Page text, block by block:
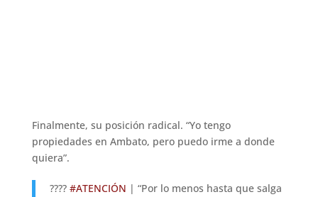
Finalmente, su posición radical. “Yo tengo
propiedades en Ambato, pero puedo irme a donde
quiera”.
???? #ATENCIÓN | “Por lo menos hasta que salga